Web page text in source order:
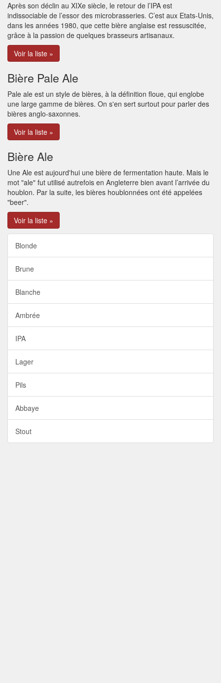
Après son déclin au XIXe siècle, le retour de l’IPA est
indissociable de l’essor des microbrasseries. C’est aux Etats-Unis,
dans les années 1980, que cette bière anglaise est ressuscitée,
grâce à la passion de quelques brasseurs artisanaux.
Voir la liste »
Bière Pale Ale
Pale ale est un style de bières, à la définition floue, qui englobe
une large gamme de bières. On s'en sert surtout pour parler des
bières anglo-saxonnes.
Voir la liste »
Bière Ale
Une Ale est aujourd'hui une bière de fermentation haute. Mais le
mot "ale" fut utilisé autrefois en Angleterre bien avant l’arrivée du
houblon. Par la suite, les bières houblonnées ont été appelées
"beer".
Voir la liste »
Blonde
Brune
Blanche
Ambrée
IPA
Lager
Pils
Abbaye
Stout